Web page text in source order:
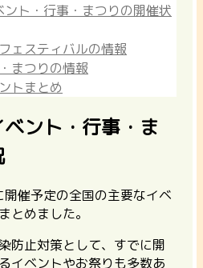
ト・行事・まつりの開催状
ェスティバルの情報
まつりの情報
トまとめ
ント・行事・ま
開催予定の全国の主要なイベ
とめました。
防止対策として、すでに開
イベントやお祭りも多数あ